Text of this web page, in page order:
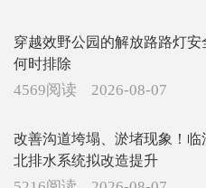
穿越效野公园的解放路路灯安
何时排除
4569阅读 2026-08-07
改善沟道垮塌、淤堵现象！临
北排水系统拟改造提升